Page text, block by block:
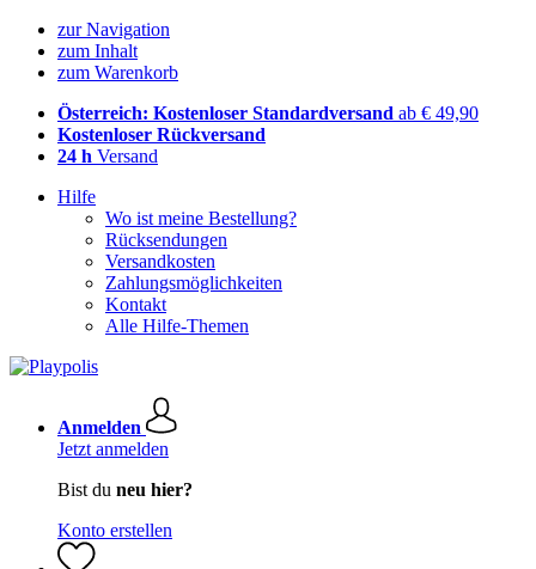
zur Navigation
zum Inhalt
zum Warenkorb
Österreich: Kostenloser Standardversand ab € 49,90
Kostenloser Rückversand
24 h Versand
Hilfe
Wo ist meine Bestellung?
Rücksendungen
Versandkosten
Zahlungsmöglichkeiten
Kontakt
Alle Hilfe-Themen
Anmelden
Jetzt anmelden
Bist du neu hier?
Konto erstellen